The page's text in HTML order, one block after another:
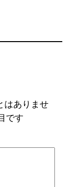
はありませ
です